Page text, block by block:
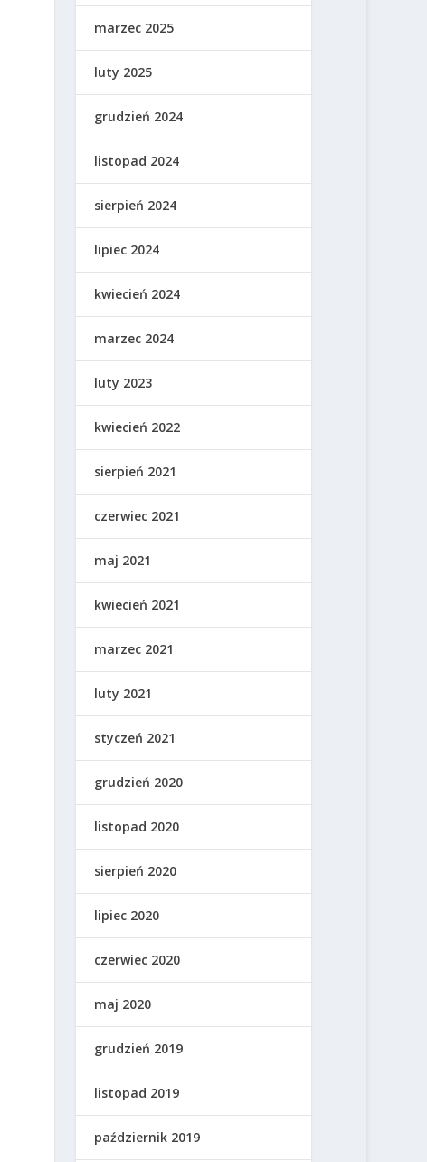
marzec 2025
luty 2025
grudzień 2024
listopad 2024
sierpień 2024
lipiec 2024
kwiecień 2024
marzec 2024
luty 2023
kwiecień 2022
sierpień 2021
czerwiec 2021
maj 2021
kwiecień 2021
marzec 2021
luty 2021
styczeń 2021
grudzień 2020
listopad 2020
sierpień 2020
lipiec 2020
czerwiec 2020
maj 2020
grudzień 2019
listopad 2019
październik 2019